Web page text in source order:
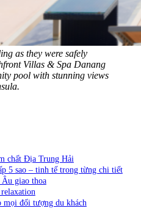
as they were safely
Villas & Spa Danang
pool with stunning views
chất Địa Trung Hải
5 sao – tinh tế trong từng chi tiết
giao thoa
relaxation
mọi đối tượng du khách